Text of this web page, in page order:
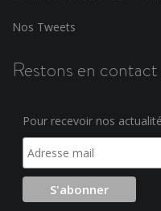
Nos Tweets
Restons en contact
Pour recevoir nos